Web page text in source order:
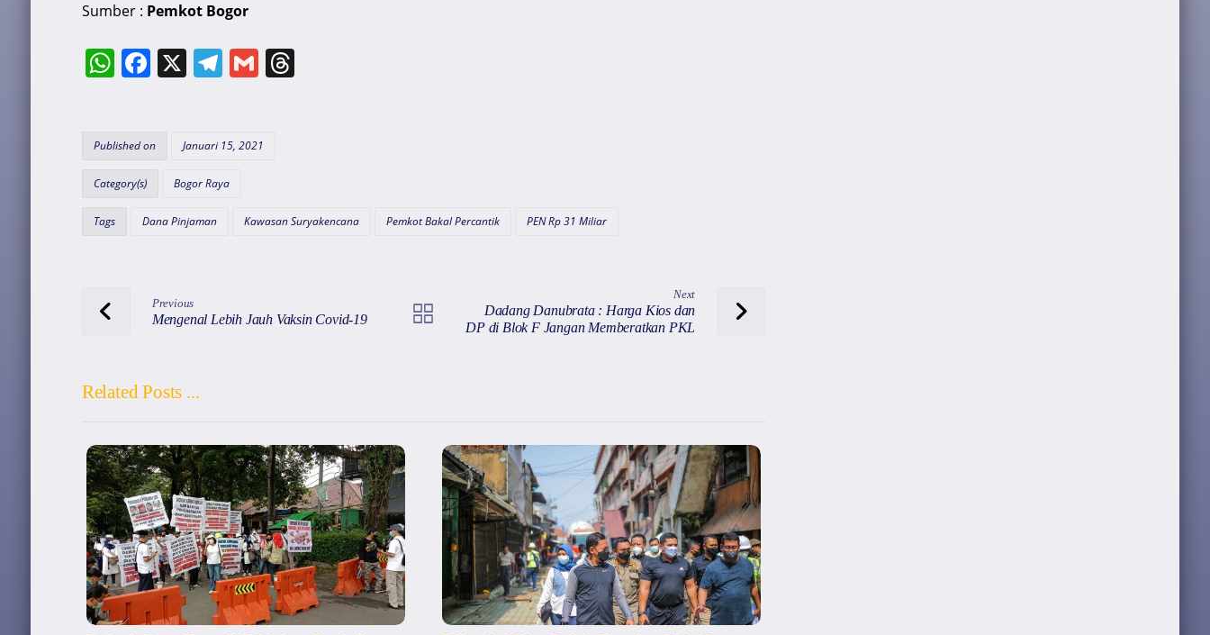
Sumber : Pemkot Bogor
W
s
A
p
F
e
o
X T
gr
a
m
G
l
T
s
Published on Januari 15, 2021
Category(s) Bogor Raya
Tags Dana Pinjaman Kawasan Suryakencana Pemkot Bakal Percantik PEN Rp 31 Miliar
Previous
Mengenal Lebih Jauh Vaksin Covid-19
Next
Dadang Danubrata : Harga Kios dan
DP di Blok F Jangan Memberatkan PKL
Related Posts ...